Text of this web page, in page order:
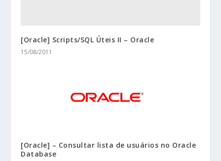
[Oracle] Scripts/SQL Úteis II – Oracle
15/08/2011
[Oracle] – Consultar lista de usuários no Oracle
Database